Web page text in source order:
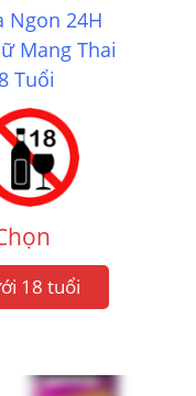
Ngon 24H
Mang Thai
Tuổi
18 tuổi
D’AULNE ROUGE 8%
2.760.000
Mua ngay